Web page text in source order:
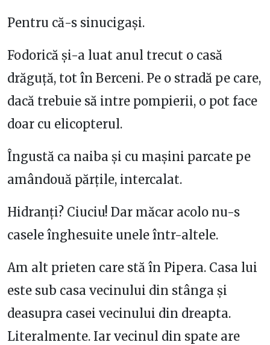
Pentru că-s sinucigași.
Fodorică și-a luat anul trecut o casă
drăguță, tot în Berceni. Pe o stradă pe care,
dacă trebuie să intre pompierii, o pot face
doar cu elicopterul.
Îngustă ca naiba și cu mașini parcate pe
amândouă părțile, intercalat.
Hidranți? Ciuciu! Dar măcar acolo nu-s
casele înghesuite unele într-altele.
Am alt prieten care stă în Pipera. Casa lui
este sub casa vecinului din stânga și
deasupra casei vecinului din dreapta.
Literalmente. Iar vecinul din spate are